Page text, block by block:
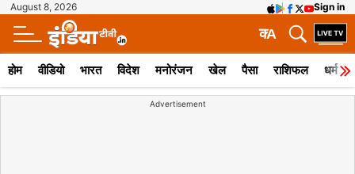
August 8, 2026 Sign in
A
क
होम वीडियो भारत विदेश मनोरंजन खेल पैसा राशिफल धर्म
Advertisement